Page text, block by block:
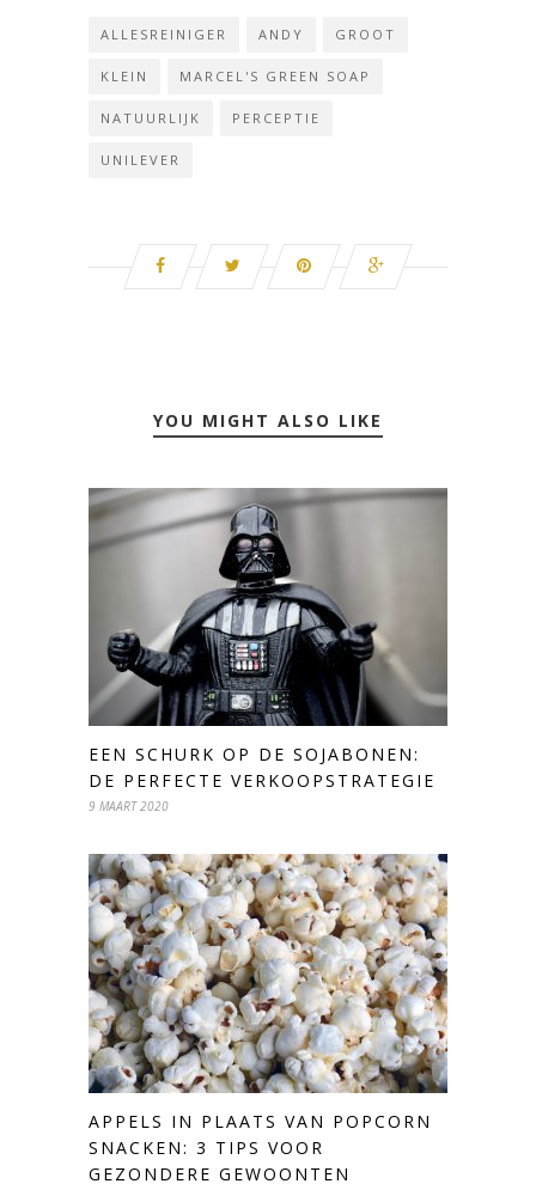
ALLESREINIGER ANDY GROOT
KLEIN MARCEL'S GREEN SOAP
NATUURLIJK PERCEPTIE
UNILEVER
YOU MIGHT ALSO LIKE
EEN SCHURK OP DE SOJABONEN:
DE PERFECTE VERKOOPSTRATEGIE
9 MAART 2020
APPELS IN PLAATS VAN POPCORN
SNACKEN: 3 TIPS VOOR
GEZONDERE GEWOONTEN